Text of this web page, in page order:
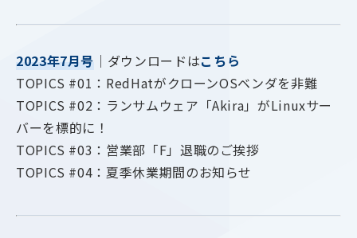
2023年7月号 ｜ダウンロードはこちら
TOPICS #01：RedHatがクローンOSベンダを非難
TOPICS #02：ランサムウェア「Akira」がLinuxサー
バーを標的に！
TOPICS #03：営業部「F」退職のご挨拶
TOPICS #04：夏季休業期間のお知らせ